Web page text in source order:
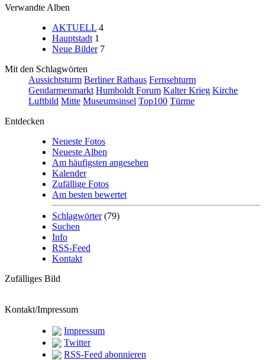
Verwandte Alben
AKTUELL 4
Hauptstadt 1
Neue Bilder 7
Mit den Schlagwörten
Aussichtsturm Berliner Rathaus Fernsehturm
Gendarmenmarkt Humboldt Forum Kalter Krieg Kirche
Luftbild Mitte Museumsinsel Top100 Türme
Entdecken
Neueste Fotos
Neueste Alben
Am häufigsten angesehen
Kalender
Zufällige Fotos
Am besten bewertet
Schlagwörter(79)
Suchen
Info
RSS-Feed
Kontakt
Zufälliges Bild
Kontakt/Impressum
Impressum
Twitter
RSS-Feed abonnieren